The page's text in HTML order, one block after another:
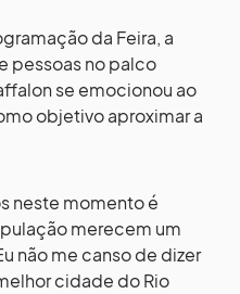
da Feira, a
pessoas no palco
se emocionou ao
objetivo aproximar a
neste momento é
merecem um
não me canso de dizer
cidade do Rio